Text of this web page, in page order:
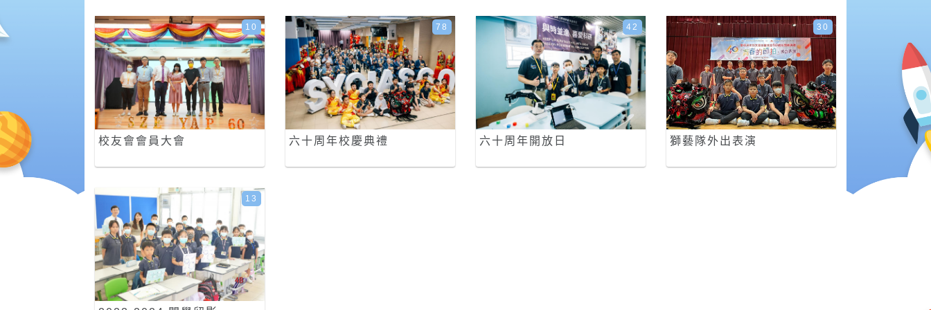
校友會會員大會
10
六十周年校慶典禮
78
六十周年開放日
42
獅藝隊外出表演
30
13